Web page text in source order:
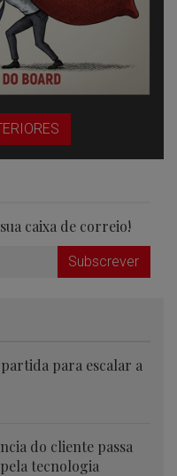
caixa de correio!
Subscrever
para escalar a
do cliente passa
tecnologia